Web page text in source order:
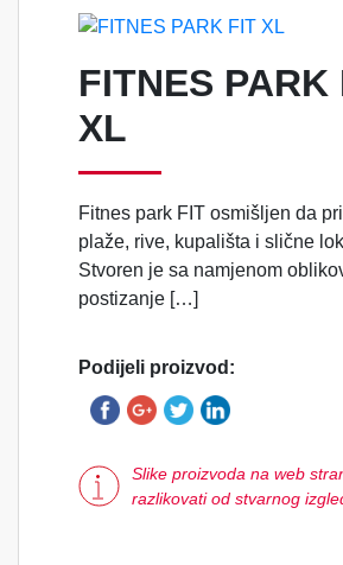
FITNES PARK
XL
Fitnes park FIT osmišljen da
plaže, rive, kupališta i slične
Stvoren je sa namjenom
postizanje […]
Podijeli proizvod:
Slike proizvoda na web
razlikovati od stvarnog